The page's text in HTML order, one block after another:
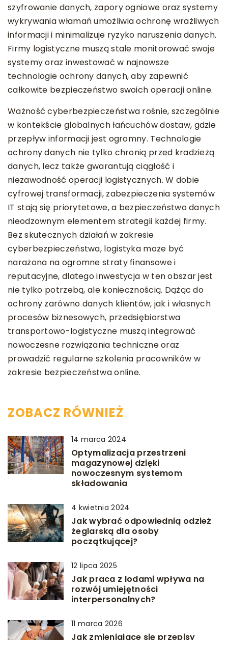
szyfrowanie danych, zapory ogniowe oraz systemy
wykrywania włamań umożliwia ochronę wrażliwych
informacji i minimalizuje ryzyko naruszenia danych.
Firmy logistyczne muszą stale monitorować swoje
systemy oraz inwestować w najnowsze
technologie ochrony danych, aby zapewnić
całkowite bezpieczeństwo swoich operacji online.
Ważność cyberbezpieczeństwa rośnie, szczególnie
w kontekście globalnych łańcuchów dostaw, gdzie
przepływ informacji jest ogromny. Technologie
ochrony danych nie tylko chronią przed kradzieżą
danych, lecz także gwarantują ciągłość i
niezawodność operacji logistycznych. W dobie
cyfrowej transformacji, zabezpieczenia systemów
IT stają się priorytetowe, a bezpieczeństwo danych
nieodzownym elementem strategii każdej firmy.
Bez skutecznych działań w zakresie
cyberbezpieczeństwa, logistyka może być
narażona na ogromne straty finansowe i
reputacyjne, dlatego inwestycja w ten obszar jest
nie tylko potrzebą, ale koniecznością. Dążąc do
ochrony zarówno danych klientów, jak i własnych
procesów biznesowych, przedsiębiorstwa
transportowo-logistyczne muszą integrować
nowoczesne rozwiązania techniczne oraz
prowadzić regularne szkolenia pracowników w
zakresie bezpieczeństwa online.
ZOBACZ RÓWNIEŻ
14 marca 2024
Optymalizacja przestrzeni
magazynowej dzięki
nowoczesnym systemom
składowania
4 kwietnia 2024
Jak wybrać odpowiednią odzież
żeglarską dla osoby
początkującej?
12 lipca 2025
Jak praca z lodami wpływa na
rozwój umiejętności
interpersonalnych?
11 marca 2026
Jak zmieniające się przepisy